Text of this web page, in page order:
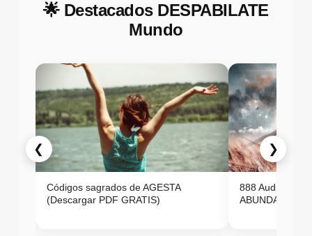
🌟 Destacados DESPABILATE
Mundo
❮
Códigos sagrados de AGESTA
(Descargar PDF GRATIS)
888 Audio
ABUNDANCIA
❯